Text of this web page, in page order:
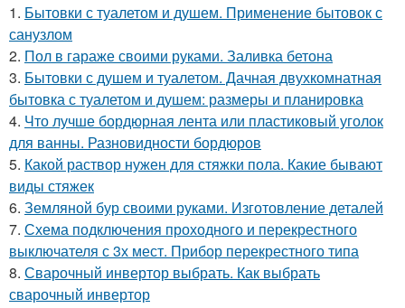
1. Бытовки с туалетом и душем. Применение бытовок с
санузлом
2. Пол в гараже своими руками. Заливка бетона
3. Бытовки с душем и туалетом. Дачная двухкомнатная
бытовка с туалетом и душем: размеры и планировка
4. Что лучше бордюрная лента или пластиковый уголок
для ванны. Разновидности бордюров
5. Какой раствор нужен для стяжки пола. Какие бывают
виды стяжек
6. Земляной бур своими руками. Изготовление деталей
7. Схема подключения проходного и перекрестного
выключателя с 3х мест. Прибор перекрестного типа
8. Сварочный инвертор выбрать. Как выбрать
сварочный инвертор